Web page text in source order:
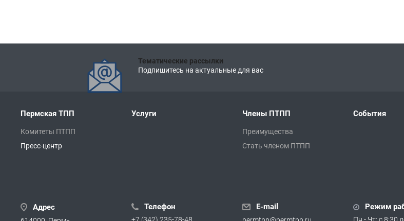
Тематические рассылки
Подпишитесь на актуальные для вас
Пермская ТПП
Комитеты ПТПП
Пресс-центр
Услуги Члены ПТПП
Преимущества
Стать членом ПТПП
События
Адрес Телефон E-mail Режим